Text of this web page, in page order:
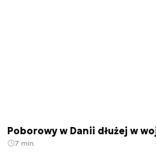
Poborowy w Danii dłużej w
7 min.